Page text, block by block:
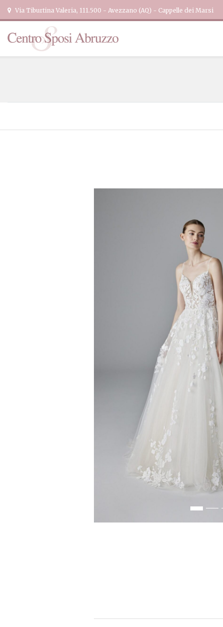
Via Tiburtina Valeria, 111.500 - Avezzano (AQ) - Cappelle dei Marsi